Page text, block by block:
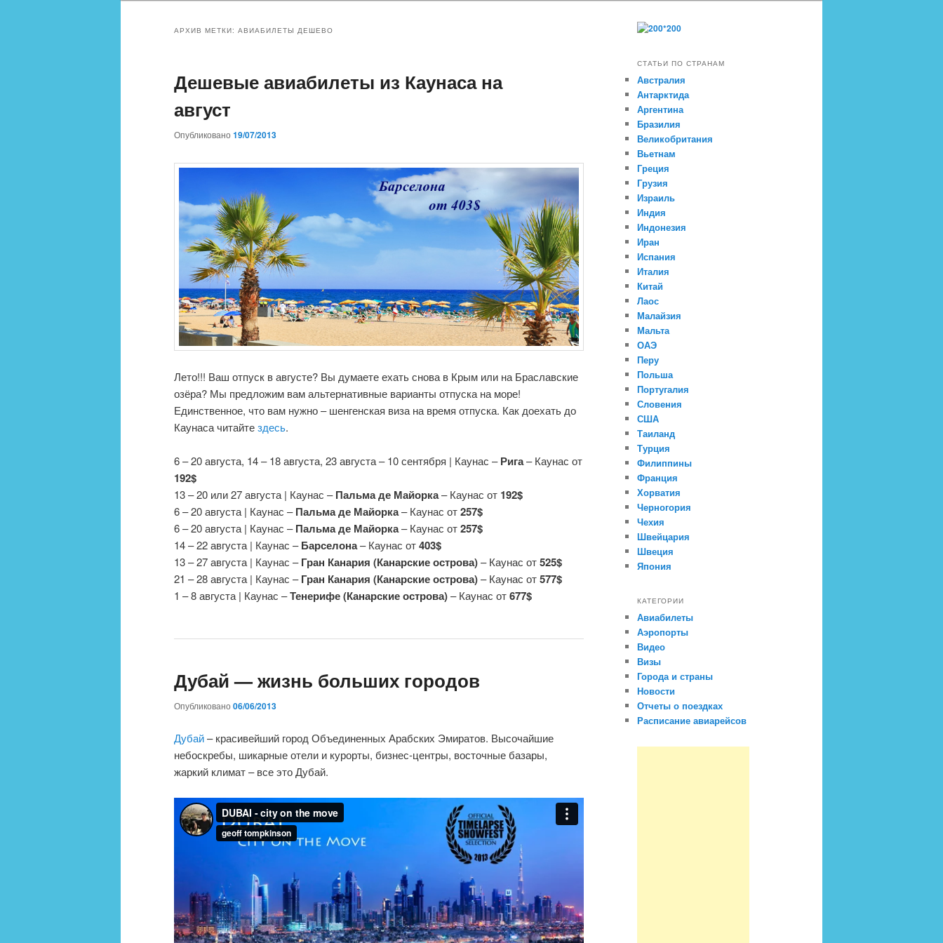
АРХИВ МЕТКИ: АВИАБИЛЕТЫ ДЕШЕВО
Дешевые авиабилеты из Каунаса на
август
Опубликовано 19/07/2013
Лето!!! Ваш отпуск в августе? Вы думаете ехать снова в Крым или на Браславские
озёра? Мы предложим вам альтернативные варианты отпуска на море!
Единственное, что вам нужно – шенгенская виза на время отпуска. Как доехать до
Каунаса читайтездесь.
6 – 20 августа, 14 – 18 августа, 23 августа – 10 сентября | Каунас –Рига– Каунас от
192$
13 – 20 или 27 августа | Каунас –Пальма де Майорка– Каунас от 192$
6 – 20 августа | Каунас –Пальма де Майорка– Каунас от257$
6 – 20 августа | Каунас –Пальма де Майорка– Каунас от257$
14 – 22 августа | Каунас –Барселона– Каунас от403$
13 – 27 августа | Каунас –Гран Канария (Канарские острова)– Каунас от525$
21 – 28 августа | Каунас –Гран Канария (Канарские острова)– Каунас от577$
1 – 8 августа | Каунас –Тенерифе (Канарские острова)– Каунас от677$
Дубай — жизнь больших городов
Опубликовано 06/06/2013
Дубай– красивейший город Объединенных Арабских Эмиратов. Высочайшие
небоскребы, шикарные отели и курорты, бизнес-центры, восточные базары,
жаркий климат – все это Дубай.
СТАТЬИ ПО СТРАНАМ
Австралия
Антарктида
Аргентина
Бразилия
Великобритания
Вьетнам
Греция
Грузия
Израиль
Индия
Индонезия
Иран
Испания
Италия
Китай
Лаос
Малайзия
Мальта
ОАЭ
Перу
Польша
Португалия
Словения
США
Таиланд
Турция
Филиппины
Франция
Хорватия
Черногория
Чехия
Швейцария
Швеция
Япония
КАТЕГОРИИ
Авиабилеты
Аэропорты
Видео
Визы
Города и страны
Новости
Отчеты о поездках
Расписание авиарейсов